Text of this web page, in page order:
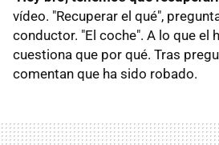
vídeo. "Recuperar el qué",
conductor. "El coche". A lo que el
cuestiona que por qué. Tras
comentan que ha sido robado.